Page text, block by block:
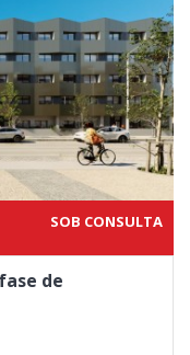
SOB CONSULTA
de